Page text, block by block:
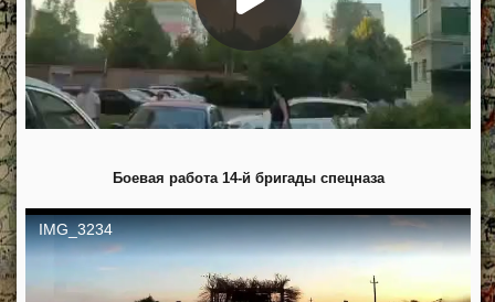
Боевая работа 14-й бригады спецназа